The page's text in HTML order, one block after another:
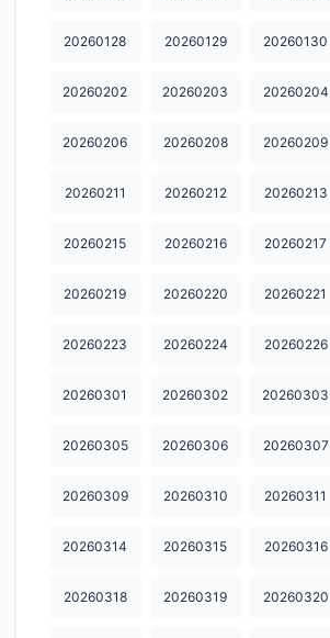
20260128 20260129 20260130
20260202 20260203 20260204
20260206 20260208 20260209
20260211 20260212 20260213
20260215 20260216 20260217
20260219 20260220 20260221
20260223 20260224 20260226
20260301 20260302 20260303
20260305 20260306 20260307
20260309 20260310 20260311
20260314 20260315 20260316
20260318 20260319 20260320